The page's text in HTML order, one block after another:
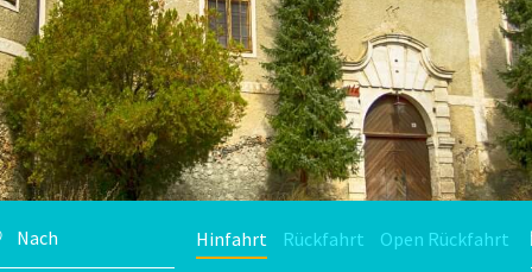
Hinfahrt Rückfahrt Open Rückfahrt